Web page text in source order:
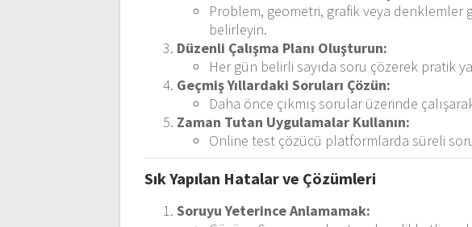
Problem, geometri, grafik veya
belirleyin.
Düzenli Çalışma Planı Oluşturun:
Her gün belirli sayıda soru çözerek pratik
Geçmiş Yıllardaki Soruları Çözün:
Daha önce çıkmış sorular üzerinde
Zaman Tutan Uygulamalar Kullanın:
Online test çözücü platformlarda süreli
Sık Yapılan Hatalar ve Çözümleri
Soruyu Yeterince Anlamamak: